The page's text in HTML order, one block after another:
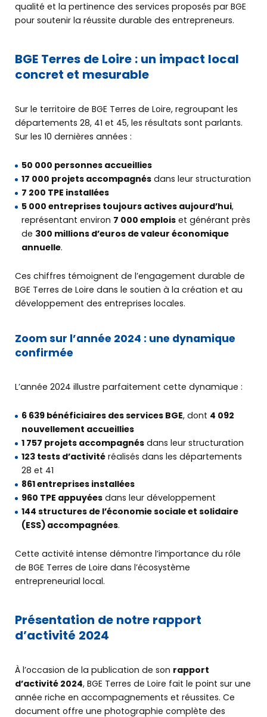
qualité et la pertinence des services proposés par BGE
pour soutenir la réussite durable des entrepreneurs.
BGE Terres de Loire : un impact local
concret et mesurable
Sur le territoire de BGE Terres de Loire, regroupant les
départements 28, 41 et 45, les résultats sont parlants.
Sur les 10 dernières années :
50 000 personnes accueillies
17 000 projets accompagnés dans leur structuration
7 200 TPE installées
5 000 entreprises toujours actives aujourd’hui,
représentant environ 7 000 emplois et générant près
de 300 millions d’euros de valeur économique
annuelle.
Ces chiffres témoignent de l’engagement durable de
BGE Terres de Loire dans le soutien à la création et au
développement des entreprises locales.
Zoom sur l’année 2024 : une dynamique
confirmée
L’année 2024 illustre parfaitement cette dynamique :
6 639 bénéficiaires des services BGE, dont 4 092
nouvellement accueillies
1 757 projets accompagnés dans leur structuration
123 tests d’activité réalisés dans les départements
28 et 41
861 entreprises installées
960 TPE appuyées dans leur développement
144 structures de l’économie sociale et solidaire
(ESS) accompagnées.
Cette activité intense démontre l’importance du rôle
de BGE Terres de Loire dans l’écosystème
entrepreneurial local.
Présentation de notre rapport
d’activité 2024
À l’occasion de la publication de son rapport
d’activité 2024, BGE Terres de Loire fait le point sur une
année riche en accompagnements et réussites. Ce
document offre une photographie complète des